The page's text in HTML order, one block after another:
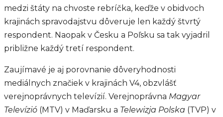
medzi štáty na chvoste rebríčka, keďže v obidvoch
krajinách spravodajstvu dôveruje len každý štvrtý
respondent. Naopak v Česku a Poľsku sa tak vyjadril
približne každý tretí respondent.
Zaujímavé je aj porovnanie dôveryhodnosti
mediálnych značiek v krajinách V4, obzvlášť
verejnoprávnych televízií. Verejnoprávna Magyar
Televízió (MTV) v Maďarsku a Telewizja Polska (TVP) v